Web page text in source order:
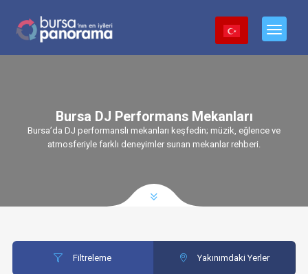
Bursa DJ Performans Mekanları
Bursa’da DJ performanslı mekanları keşfedin; müzik, eğlence ve
atmosferiyle farklı deneyimler sunan mekanlar rehberi.
Filtreleme Yakınımdaki Yerler